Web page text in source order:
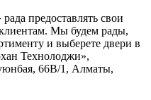
предоставлять свои
Мы будем рады,
и выберете двери в
Технолоджи»,
66В/1, Алматы,